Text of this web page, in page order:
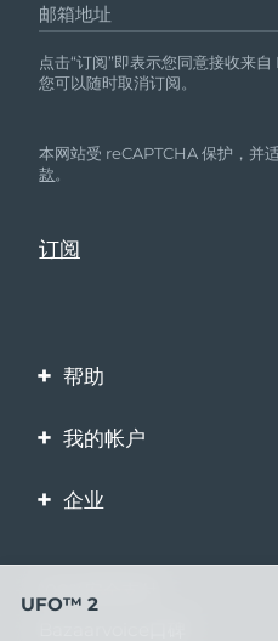
邮箱地址
点击“订阅”即表示您同意接收来
您可以随时取消订阅。
本网站受 reCAPTCHA 保护，并
款。
帮助
联系我们
保修与退换货
常见问题
电池信息
我的帐户
产品注册
企业
伙伴计划
UFO™ 2